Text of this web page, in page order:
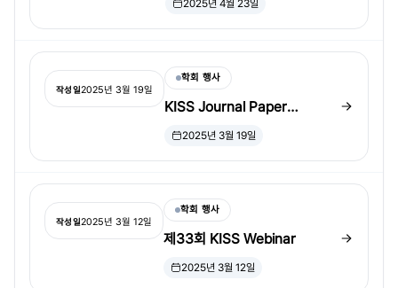
2025년 4월 23일
작성일2025년 3월 19일
학회 행사
KISS Journal Paper
Reading Club 성공 및 가을 세
2025년 3월 19일
작성일2025년 3월 12일
학회 행사
제33회 KISS Webinar
2025년 3월 12일